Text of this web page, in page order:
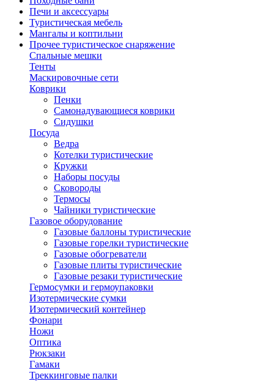
Печи и аксессуары
Туристическая мебель
Мангалы и коптильни
Прочее туристическое снаряжение
Спальные мешки
Тенты
Маскировочные сети
Коврики
Пенки
Самонадувающиеся коврики
Сидушки
Посуда
Ведра
Котелки туристические
Кружки
Наборы посуды
Сковороды
Термосы
Чайники туристические
Газовое оборудование
Газовые баллоны туристические
Газовые горелки туристические
Газовые обогреватели
Газовые плиты туристические
Газовые резаки туристические
Гермосумки и гермоупаковки
Изотермические сумки
Изотермический контейнер
Фонари
Ножи
Оптика
Рюкзаки
Гамаки
Треккинговые палки